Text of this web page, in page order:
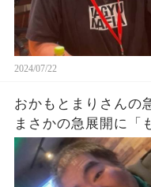
2024/07/22
おかもとまりさんの
まさかの急展開に「